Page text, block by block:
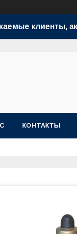
клиенты,
КОНТАКТЫ